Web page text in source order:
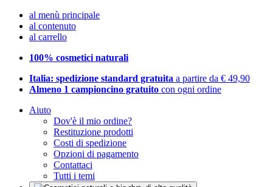
al menù principale
al contenuto
al carrello
100% cosmetici naturali
Italia: spedizione standard gratuita a partire da € 49,90
Almeno 1 campioncino gratuito con ogni ordine
Aiuto
Dov'è il mio ordine?
Restituzione prodotti
Costi di spedizione
Opzioni di pagamento
Contattaci
Tutti i temi